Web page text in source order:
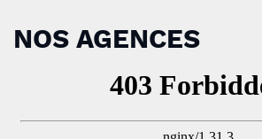
NOS AGENCES